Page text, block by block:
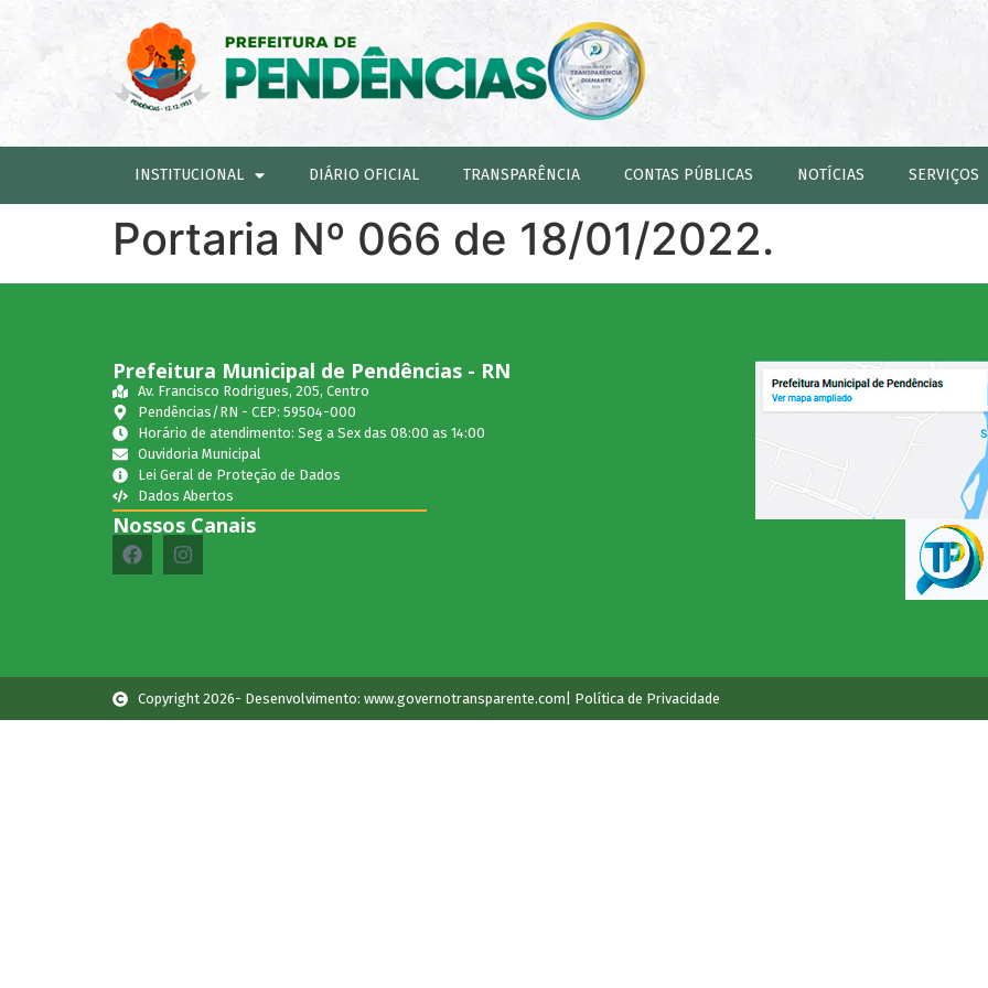
INSTITUCIONAL DIÁRIO OFICIAL TRANSPARÊNCIA CONTAS PÚBLICAS NOTÍCIAS SERVIÇOS
Portaria Nº 066 de 18/01/2022.
Prefeitura Municipal de Pendências - RN
Av. Francisco Rodrigues, 205, Centro
Pendências/RN - CEP: 59504-000
Horário de atendimento: Seg a Sex das 08:00 as 14:00
Ouvidoria Municipal
Lei Geral de Proteção de Dados
Dados Abertos
Nossos Canais
Copyright 2026- Desenvolvimento: www.governotransparente.com | Política de Privacidade